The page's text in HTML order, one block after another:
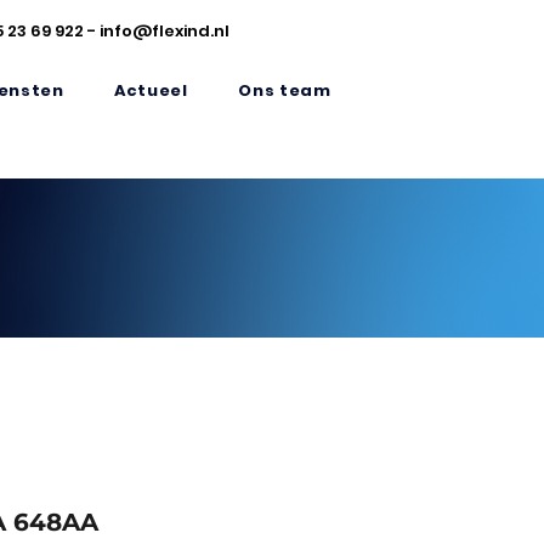
23 69 922 - info@flexind.nl
Actueel Ons team
648AA